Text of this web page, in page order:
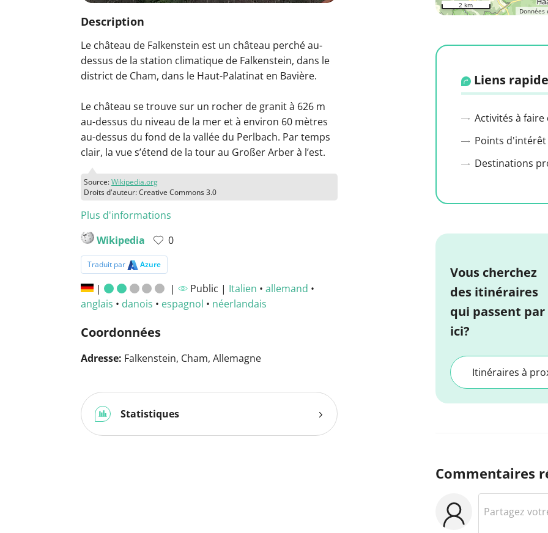
Description
Le château de Falkenstein est un château perché au-
dessus de la station climatique de Falkenstein, dans le
district de Cham, dans le Haut-Palatinat en Bavière.
Le château se trouve sur un rocher de granit à 626 m
au-dessus du niveau de la mer et à environ 60 mètres
au-dessus du fond de la vallée du Perlbach. Par temps
clair, la vue s’étend de la tour au Großer Arber à l’est.
Source:Wikipedia.org
Droits d'auteur: Creative Commons 3.0
Plus d'informations
Wikipedia
0
Traduit par Azure
| | Public | Italien • allemand •
anglais • danois • espagnol • néerlandais
Coordonnées
Adresse: Falkenstein, Cham, Allemagne
Statistiques
2 km
Liens
Activités à
Points
Destinations
Vous cherchez
des itinéraires
qui passent par
ici?
Itinéraires à
Commentaires